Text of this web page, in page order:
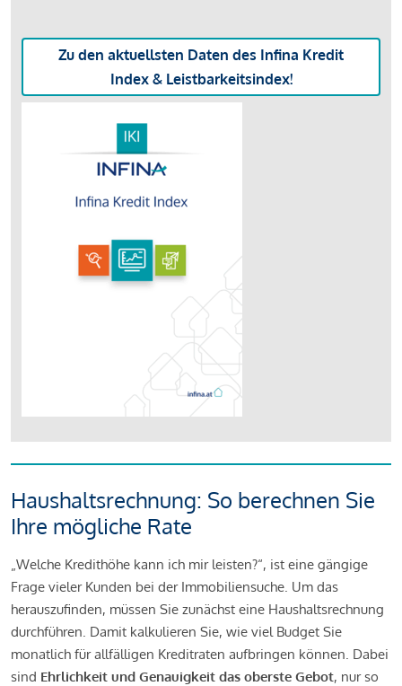
Zu den aktuellsten Daten des Infina Kredit
Index & Leistbarkeitsindex!
Haushaltsrechnung: So berechnen Sie
Ihre mögliche Rate
„Welche Kredithöhe kann ich mir leisten?“, ist eine gängige
Frage vieler Kunden bei der Immobiliensuche. Um das
herauszufinden, müssen Sie zunächst eine Haushaltsrechnung
durchführen. Damit kalkulieren Sie, wie viel Budget Sie
monatlich für allfälligen Kreditraten aufbringen können. Dabei
sind Ehrlichkeit und Genauigkeit das oberste Gebot, nur so